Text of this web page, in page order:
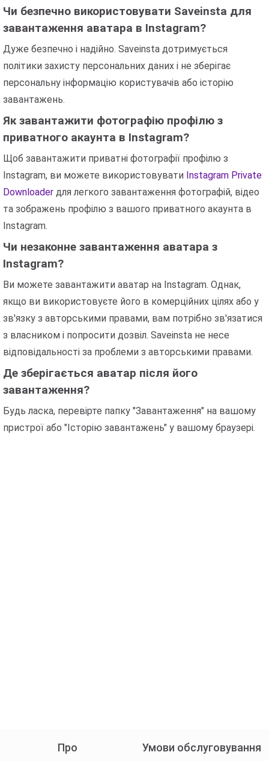
Чи безпечно використовувати Saveinsta для
завантаження аватара в Instagram?
Дуже безпечно і надійно. Saveinsta дотримується
політики захисту персональних даних і не зберігає
персональну інформацію користувачів або історію
завантажень.
Як завантажити фотографію профілю з
приватного акаунта в Instagram?
Щоб завантажити приватні фотографії профілю з
Instagram, ви можете використовувати Instagram Private
Downloader для легкого завантаження фотографій, відео
та зображень профілю з вашого приватного акаунта в
Instagram.
Чи незаконне завантаження аватара з
Instagram?
Ви можете завантажити аватар на Instagram. Однак,
якщо ви використовуєте його в комерційних цілях або у
зв'язку з авторськими правами, вам потрібно зв'язатися
з власником і попросити дозвіл. Saveinsta не несе
відповідальності за проблеми з авторськими правами.
Де зберігається аватар після його
завантаження?
Будь ласка, перевірте папку "Завантаження" на вашому
пристрої або "Історію завантажень" у вашому браузері.
Про Умови обслуговування